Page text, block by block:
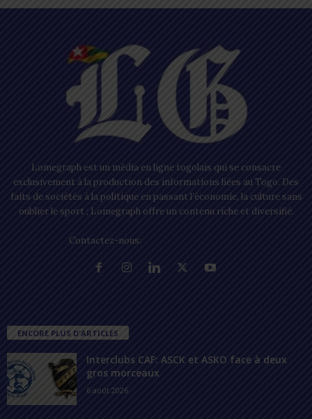
Lomegraph est un média en ligne togolais qui se consacre
exclusivement à la production des informations liées au Togo. Des
faits de sociétés à la politique en passant l’économie, la culture sans
oublier le sport ; Lomegraph offre un contenu riche et diversifié.
Contactez-nous:
ENCORE PLUS D'ARTICLES
Interclubs CAF: ASCK et ASKO face à deux
gros morceaux
6 août 2026